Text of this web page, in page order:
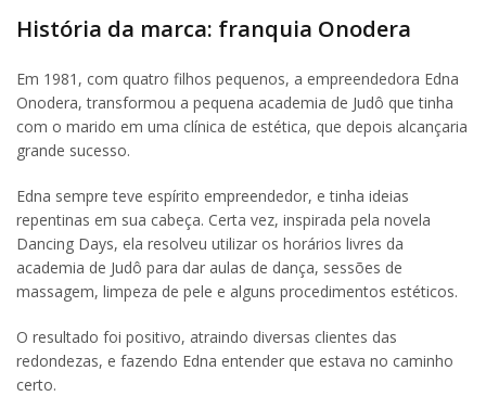
História da marca: franquia Onodera
Em 1981, com quatro filhos pequenos, a empreendedora Edna
Onodera, transformou a pequena academia de Judô que tinha
com o marido em uma clínica de estética, que depois alcançaria
grande sucesso.
Edna sempre teve espírito empreendedor, e tinha ideias
repentinas em sua cabeça. Certa vez, inspirada pela novela
Dancing Days, ela resolveu utilizar os horários livres da
academia de Judô para dar aulas de dança, sessões de
massagem, limpeza de pele e alguns procedimentos estéticos.
O resultado foi positivo, atraindo diversas clientes das
redondezas, e fazendo Edna entender que estava no caminho
certo.